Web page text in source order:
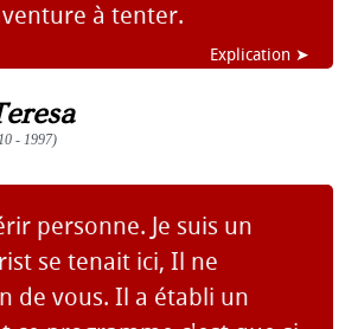
à tenter.
Explication ➤
- 1997)
personne. Je suis un
se tenait ici, Il ne
de vous. Il a établi un